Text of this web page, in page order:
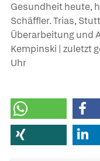
Gesundheit heute,
Schäffler. Trias,
Überarbeitung und
Kempinski | zuletzt
Uhr